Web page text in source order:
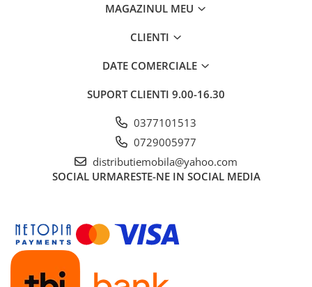
MAGAZINUL MEU
CLIENTI
DATE COMERCIALE
SUPORT CLIENTI 9.00-16.30
0377101513
0729005977
distributiemobila@yahoo.com
SOCIAL URMARESTE-NE IN SOCIAL MEDIA